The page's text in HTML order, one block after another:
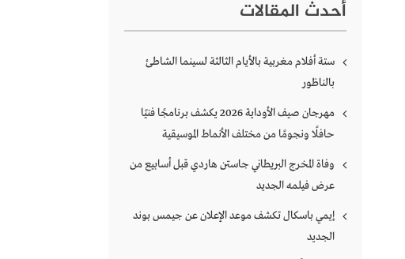
أحدث المقالات
ستة أفلام مغربية بالأيام الثالثة لسينما الشاطئ
بالناظور
مهرجان صيف الأوداية 2026 يكشف برنامجًا فنيًا
حافلًا ونجومًا من مختلف الأنماط الموسيقية
وفاة المخرج البريطاني جاستن هاردي قبل أسابيع من
عرض فيلمه الجديد
إيمي باسكال تكشف موعد الإعلان عن جيمس بوند
الجديد